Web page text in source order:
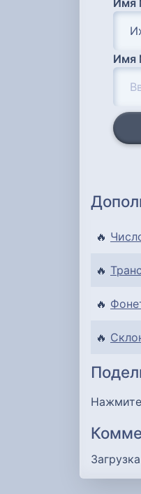
Имя
🔥
🔥
🔥
🔥